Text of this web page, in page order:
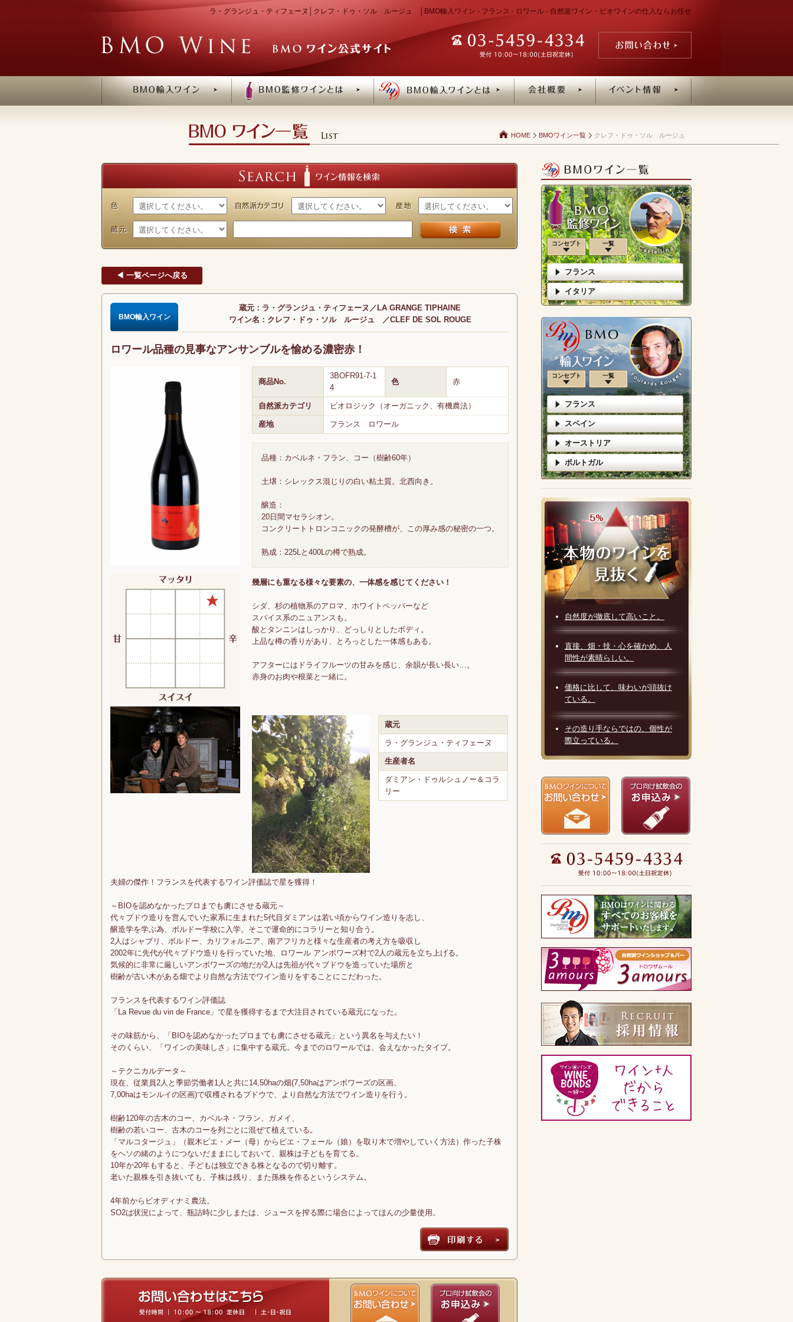
ラ・グランジュ・ティフェーヌ│クレフ・ドゥ・ソル ルージュ │BMO輸入ワイン - フランス - ロワール - 自然派ワイン・ビオワインの仕入ならお任せ
HOME BMOワイン一覧 クレフ・ドゥ・ソル ルージュ
◀ 一覧ページへ戻る
BMO輸入ワイン
蔵元：ラ・グランジュ・ティフェーヌ／LA GRANGE TIPHAINE
ワイン名：クレフ・ドゥ・ソル ルージュ ／CLEF DE SOL ROUGE
ロワール品種の見事なアンサンブルを愉める濃密赤！
商品No.
3BOFR91-7-1
4
色 赤
自然派カテゴリ ビオロジック（オーガニック、有機農法）
産地 フランス ロワール
品種：カベルネ・フラン、コー（樹齢60年）
土壌：シレックス混じりの白い粘土質。北西向き。
醸造：
20日間マセラシオン。
コンクリートトロンコニックの発酵槽が、この厚み感の秘密の一つ。
熟成：225Lと400Lの樽で熟成。
幾層にも重なる様々な要素の、一体感を感じてください！
シダ、杉の植物系のアロマ、ホワイトペッパーなど
スパイス系のニュアンスも。
酸とタンニンはしっかり、どっしりとしたボディ。
上品な樽の香りがあり、とろっとした一体感もある。
アフターにはドライフルーツの甘みを感じ、余韻が長い長い…。
赤身のお肉や根菜と一緒に。
蔵元
ラ・グランジュ・ティフェーヌ
生産者名
ダミアン・ドゥルシュノー＆コラ
リー
夫婦の傑作！フランスを代表するワイン評価誌で星を獲得！
～BIOを認めなかったプロまでも虜にさせる蔵元～
代々ブドウ造りを営んでいた家系に生まれた5代目ダミアンは若い頃からワイン造りを志し、
醸造学を学ぶ為、ボルドー学校に入学。そこで運命的にコラリーと知り合う。
2人はシャブリ、ボルドー、カリフォルニア、南アフリカと様々な生産者の考え方を吸収し
2002年に先代が代々ブドウ造りを行っていた地、ロワール アンボワーズ村で2人の蔵元を立ち上げる。
気候的に非常に厳しいアンボワーズの地だが2人は先祖が代々ブドウを造っていた場所と
樹齢が古い木がある畑でより自然な方法でワイン造りをすることにこだわった。
フランスを代表するワイン評価誌
「La Revue du vin de France」で星を獲得するまで大注目されている蔵元になった。
その味筋から、「BIOを認めなかったプロまでも虜にさせる蔵元」という異名を与えたい！
そのくらい、「ワインの美味しさ」に集中する蔵元。今までのロワールでは、会えなかったタイプ。
～テクニカルデータ～
現在、従業員2人と季節労働者1人と共に14,50haの畑(7,50haはアンボワーズの区画、
7,00haはモンルイの区画)で収穫されるブドウで、より自然な方法でワイン造りを行う。
樹齢120年の古木のコー、カベルネ・フラン、ガメイ、
樹齢の若いコー、古木のコーを列ごとに混ぜて植えている。
「マルコタージュ」（親木ピエ・メー（母）からピエ・フェール（娘）を取り木で増やしていく方法）作った子株
をヘソの緒のようにつないだままにしておいて、親株は子どもを育てる。
10年か20年もすると、子どもは独立できる株となるので切り離す。
老いた親株を引き抜いても、子株は残り、また孫株を作るというシステム。
4年前からビオディナミ農法。
SO2は状況によって、瓶詰時に少しまたは、ジュースを搾る際に場合によってほんの少量使用。
コンセプト 一覧
フランス
イタリア
コンセプト 一覧
フランス
スペイン
オーストリア
ポルトガル
自然度が徹底して高いこと。
直接、畑・技・心を確かめ、人
間性が素晴らしい。
価格に比して、味わいが頭抜け
ている。
その造り手ならではの、個性が
際立っている。